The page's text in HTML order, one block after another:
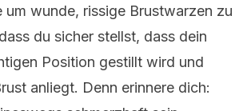
um wunde, rissige Brustwarzen zu
du sicher stellst, dass dein
Position gestillt wird und
anliegt. Denn erinnere dich: